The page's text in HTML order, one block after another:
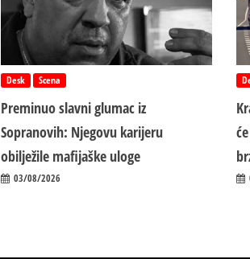
Desk Scena
Preminuo slavni glumac iz
Sopranovih: Njegovu karijeru
obilježile mafijaške uloge
03/08/2026